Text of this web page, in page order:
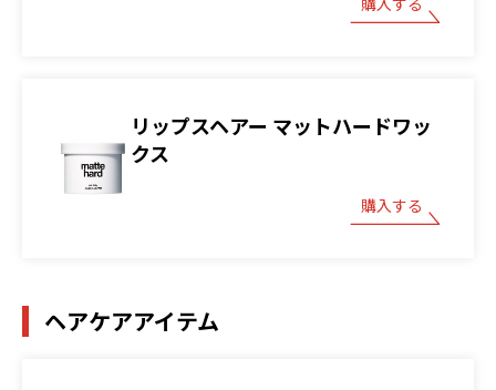
リップスヘアー マットハードワッ
クス
購入する
ヘアケアアイテム